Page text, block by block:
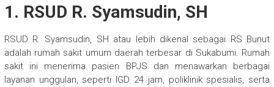
1. RSUD R. Syamsudin, SH
RSUD R. Syamsudin, SH atau lebih dikenal sebagai RS Bunut
adalah rumah sakit umum daerah terbesar di Sukabumi. Rumah
sakit ini menerima pasien BPJS dan menawarkan berbagai
layanan unggulan, seperti IGD 24 jam, poliklinik spesialis, serta